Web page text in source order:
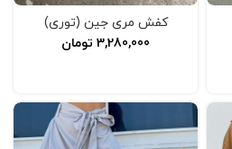
کفش مری جین (توری)
3,280,000 تومان